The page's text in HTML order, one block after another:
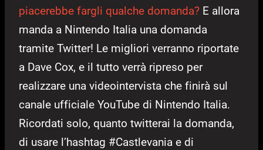
piacerebbe fargli qualche domanda? E allora
manda a Nintendo Italia una domanda
tramite Twitter! Le migliori verranno riportate
a Dave Cox, e il tutto verrà ripreso per
realizzare una videointervista che finirà sul
canale ufficiale YouTube di Nintendo Italia.
Ricordati solo, quanto twitterai la domanda,
di usare l’hashtag #Castlevania e di